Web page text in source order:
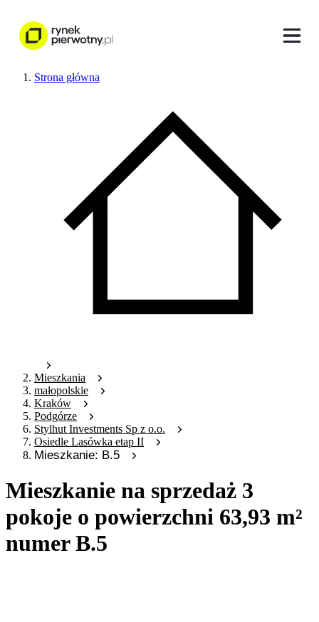
Strona główna
Mieszkania
małopolskie
Kraków
Podgórze
Stylhut Investments Sp z o.o.
Osiedle Lasówka etap II
Mieszkanie: B.5
Mieszkanie na sprzedaż 3
pokoje o powierzchni 63,93 m²
numer B.5